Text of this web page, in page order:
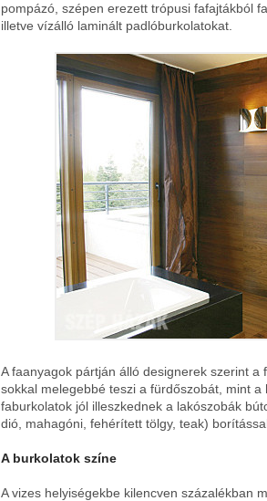
pompázó, szépen erezett trópusi fafajtákból
illetve vízálló laminált padlóburkolatokat.
A faanyagok pártján álló designerek szerint
sokkal melegebbé teszi a fürdőszobát, mint
faburkolatok jól illeszkednek a lakószobák
dió, mahagóni, fehérített tölgy, teak)
A burkolatok színe
A vizes helyiségekbe kilencven százalékban